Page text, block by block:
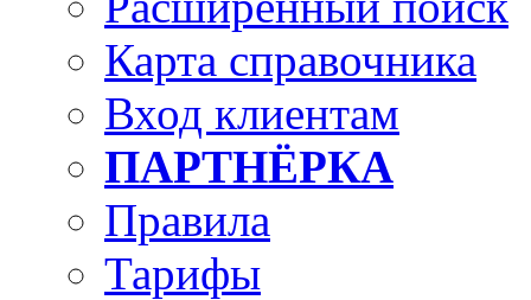
Карта справочника
Вход клиентам
ПАРТНЁРКА
Правила
Тарифы